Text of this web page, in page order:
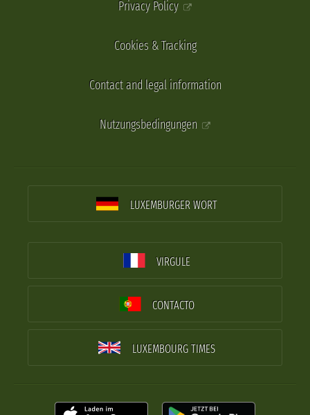
Privacy Policy
Cookies & Tracking
Contact and legal information
Nutzungsbedingungen
LUXEMBURGER WORT
VIRGULE
CONTACTO
LUXEMBOURG TIMES